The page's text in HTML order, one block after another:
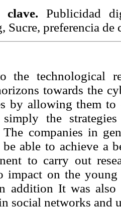
clave.Publicidad
Sucre, preferencia de
the technological
towards the
by allowing them to
the
The companies in
able to achieve a
to carry out
impact on the
addition It was also
social networks and